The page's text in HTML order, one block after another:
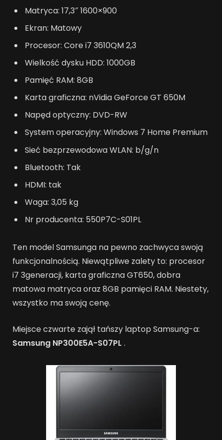
Matryca: 17,3″ 1600×900
Ekran: Matowy
Procesor: Core i7 3610QM 2,3
Wielkość dysku HDD: 1000GB
Pamięć RAM: 8GB
Karta graficzna: nVidia GeForce GT 650M
Napęd optyczny: DVD-RW
System operacyjny: Windows 7 Home Premium
Sieć bezprzewodowa WLAN: b/g/n
Bluetooth: Tak
HDMI: tak
Waga: 3,05 kg
Nr producenta: 550P7C-S01PL
Ten model Samsunga na pewno zachwyca swoją
funkcjonalnością. Niewątpliwe zalety to: procesor
i7 3generacji, karta graficzna GT650, dobra
matowa matryca oraz 8GB pamięci RAM. Niestety,
wszystko ma swoją cenę.
Miejsce czwarte zajął tańszy laptop Samsung-a:
Samsung NP300E5A-S07PL .